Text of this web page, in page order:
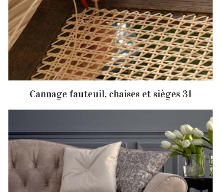
Cannage fauteuil, chaises et sièges 31